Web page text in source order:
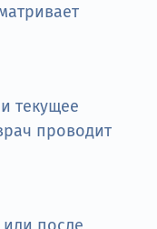
текущее
проводит
после